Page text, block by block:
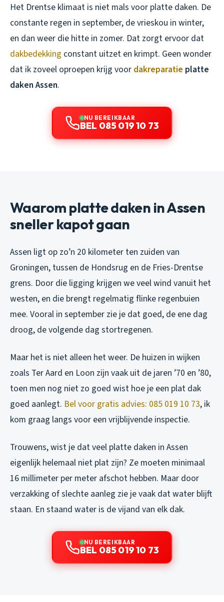
Het Drentse klimaat is niet mals voor platte daken. De
constante regen in september, de vrieskou in winter,
en dan weer die hitte in zomer. Dat zorgt ervoor dat
dakbedekking constant uitzet en krimpt. Geen wonder
dat ik zoveel oproepen krijg voor dakreparatie platte
daken Assen.
NU BEREIKBAAR
BEL 085 019 10 73
Waarom platte daken in Assen
sneller kapot gaan
Assen ligt op zo’n 20 kilometer ten zuiden van
Groningen, tussen de Hondsrug en de Fries-Drentse
grens. Door die ligging krijgen we veel wind vanuit het
westen, en die brengt regelmatig flinke regenbuien
mee. Vooral in september zie je dat goed, de ene dag
droog, de volgende dag stortregenen.
Maar het is niet alleen het weer. De huizen in wijken
zoals Ter Aard en Loon zijn vaak uit de jaren ’70 en ’80,
toen men nog niet zo goed wist hoe je een plat dak
goed aanlegt. Bel voor gratis advies: 085 019 10 73, ik
kom graag langs voor een vrijblijvende inspectie.
Trouwens, wist je dat veel platte daken in Assen
eigenlijk helemaal niet plat zijn? Ze moeten minimaal
16 millimeter per meter afschot hebben. Maar door
verzakking of slechte aanleg zie je vaak dat water blijft
staan. En staand water is de vijand van elk dak.
NU BEREIKBAAR
BEL 085 019 10 73